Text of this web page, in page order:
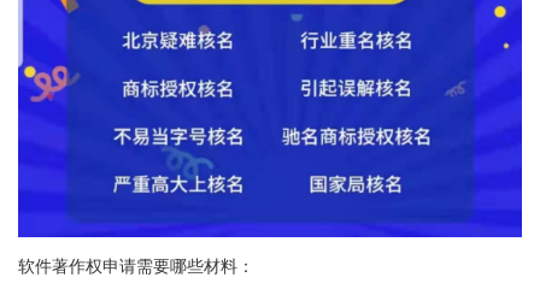
软件著作权申请需要哪些材料：